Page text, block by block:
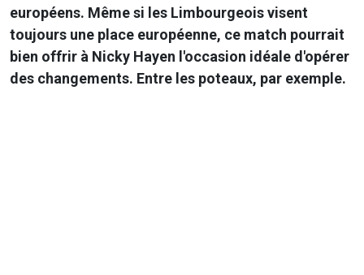
européens. Même si les Limbourgeois visent
toujours une place européenne, ce match pourrait
bien offrir à Nicky Hayen l'occasion idéale d'opérer
des changements. Entre les poteaux, par exemple.